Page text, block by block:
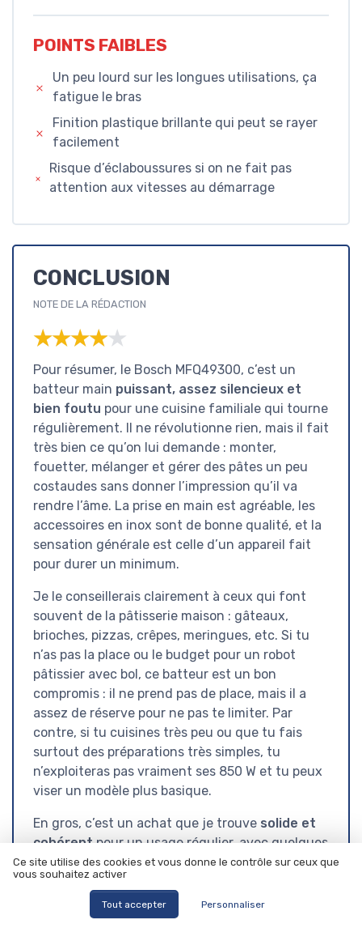
POINTS FAIBLES
Un peu lourd sur les longues utilisations, ça
fatigue le bras
Finition plastique brillante qui peut se rayer
facilement
Risque d’éclaboussures si on ne fait pas
attention aux vitesses au démarrage
CONCLUSION
NOTE DE LA RÉDACTION
★★★★★
★★★★★
Pour résumer, le Bosch MFQ49300, c’est un
batteur main puissant, assez silencieux et
bien foutu pour une cuisine familiale qui tourne
régulièrement. Il ne révolutionne rien, mais il fait
très bien ce qu’on lui demande : monter,
fouetter, mélanger et gérer des pâtes un peu
costaudes sans donner l’impression qu’il va
rendre l’âme. La prise en main est agréable, les
accessoires en inox sont de bonne qualité, et la
sensation générale est celle d’un appareil fait
pour durer un minimum.
Je le conseillerais clairement à ceux qui font
souvent de la pâtisserie maison : gâteaux,
brioches, pizzas, crêpes, meringues, etc. Si tu
n’as pas la place ou le budget pour un robot
pâtissier avec bol, ce batteur est un bon
compromis : il ne prend pas de place, mais il a
assez de réserve pour ne pas te limiter. Par
contre, si tu cuisines très peu ou que tu fais
surtout des préparations très simples, tu
n’exploiteras pas vraiment ses 850 W et tu peux
viser un modèle plus basique.
En gros, c’est un achat que je trouve solide et
cohérentpour un usage régulier, avec quelques
petits défauts (poids à la longue, plastique qui
peut se rayer, éclaboussures si on démarre trop
fort), mais rien de rédhibitoire. Pas un produit
"wahou", mais un bon outil de cuisine qui fait le
Ce site utilise des cookies et vous donne le contrôle sur ceux que
vous souhaitez activer
Tout accepter Personnaliser